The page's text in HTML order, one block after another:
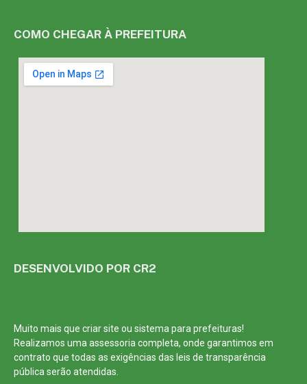
COMO CHEGAR À PREFEITURA
DESENVOLVIDO POR CR2
Muito mais que criar site ou sistema para prefeituras!
Realizamos umaassessoriacompleta, onde garantimos em
contrato que todas as exigências das leis de transparência
públicaserão atendidas.